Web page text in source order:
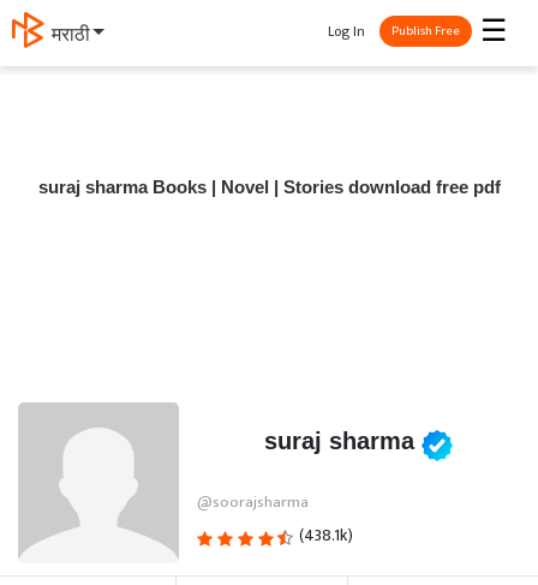
मराठी ☰
Log In Publish Free
suraj sharma Books | Novel | Stories download free pdf
suraj sharma
@soorajsharma
(438.1k)